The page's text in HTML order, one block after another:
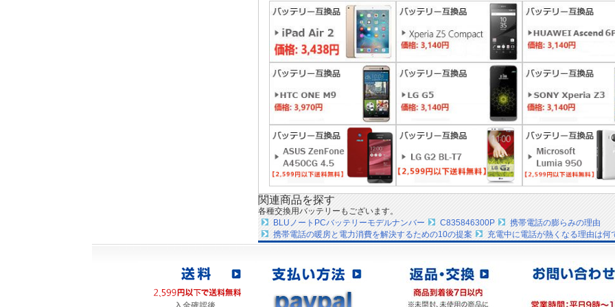
関連商品を探す
各種交換用バッテリーもございます。
BLUノートPCバッテリーモデルナンバー
C835846300P
携帯電話の膨らみの理由
携帯電話の暖房と電力消費を解決するための10の提案
充電中に電話が熱くなる理由は何